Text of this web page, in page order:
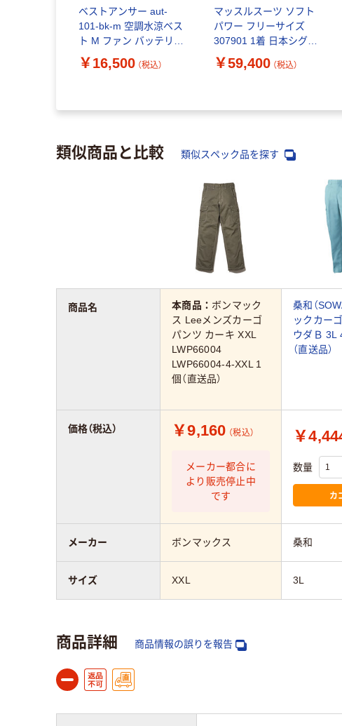
ベストアンサー aut-
101-bk-m 空調水涼ベス
ト M ファン バッテリー
付き 1セット（直送品）
￥16,500 （税込）
マッスルスーツ ソフト
パワー フリーサイズ
307901 1着 日本シグマ
ックス パワーアシス
トスーツ
￥59,400 （税込）
類似商品と比較 類似スペック品を探す
本商品： ボンマック
ス Leeメンズカーゴ
パンツ カーキ XXL
LWP66004
LWP66004-4-XXL 1
個（直送品）
桑和（
ックカー
ウダＢ
（直送品）
￥9,160 （税込）
メーカー都合に
より販売停止中
です
￥
数量
カ
ボンマックス 桑和
XXL 3L
商品名
価格（税込）
メーカー
サイズ
商品詳細 商品情報の誤りを報告